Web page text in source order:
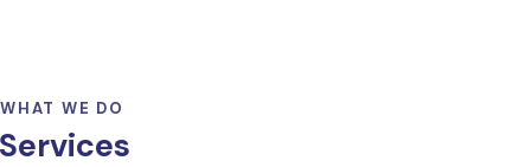
WHAT WE DO
Services